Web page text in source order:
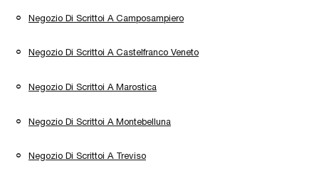
Negozio Di Scrittoi A Camposampiero
Negozio Di Scrittoi A Castelfranco Veneto
Negozio Di Scrittoi A Marostica
Negozio Di Scrittoi A Montebelluna
Negozio Di Scrittoi A Treviso